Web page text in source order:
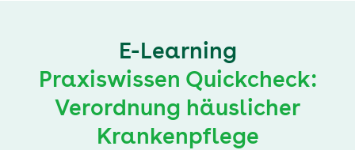
E-Learning
Praxiswissen Quickcheck:
Verordnung häuslicher
Krankenpflege